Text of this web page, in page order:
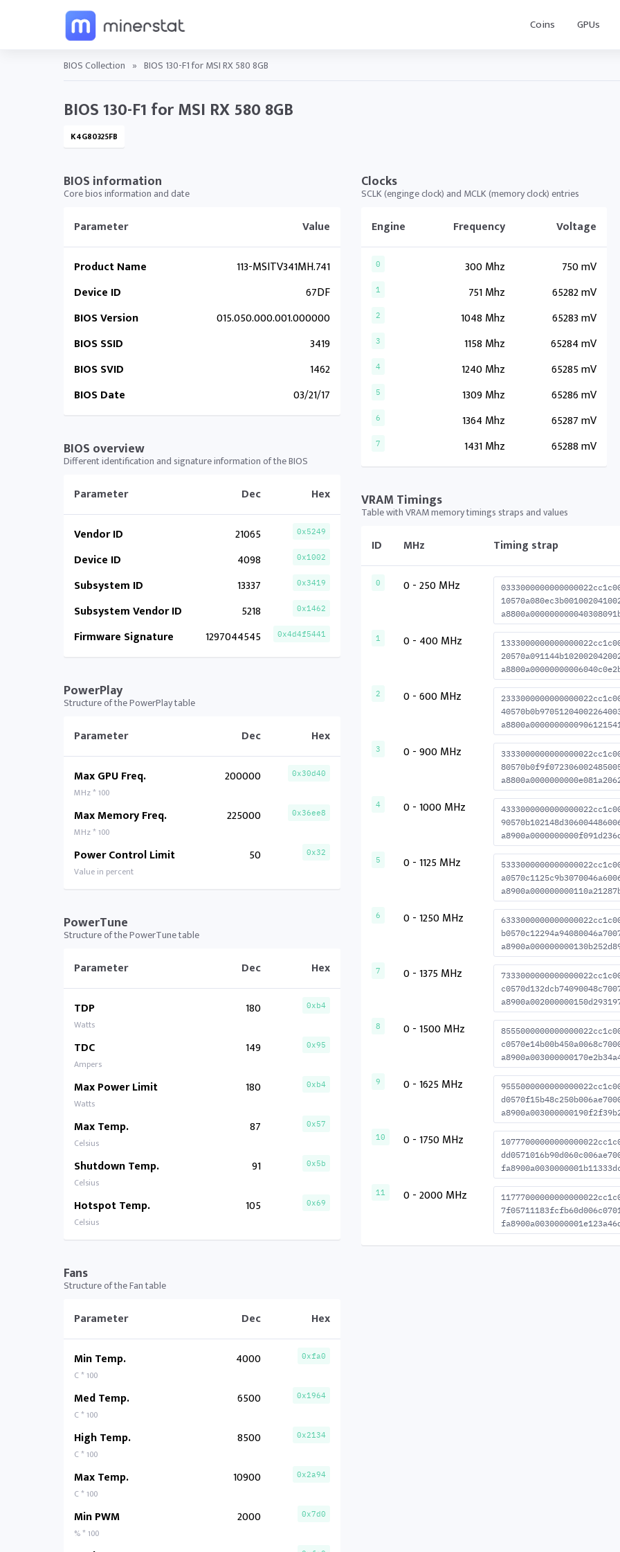
Coins GPUs
BIOS Collection » BIOS 130-F1 for MSI RX 580 8GB
BIOS 130-F1 for MSI RX 580 8GB
K4G80325FB
BIOS information
Core bios information and date
Parameter Value
Product Name
113-MSITV341MH.741
Device ID
67DF
BIOS Version
015.050.000.001.000000
BIOS SSID
3419
BIOS SVID
1462
BIOS Date
03/21/17
BIOS overview
Different identification and signature information of the BIOS
Parameter Dec Hex
Vendor ID 21065 0x5249
Device ID 4098 0x1002
Subsystem ID 13337 0x3419
Subsystem Vendor ID 5218 0x1462
Firmware Signature 1297044545 0x4d4f5441
PowerPlay
Structure of the PowerPlay table
Parameter Dec Hex
Max GPU Freq.
MHz * 100
200000 0x30d40
Max Memory Freq.
MHz * 100
225000 0x36ee8
Power Control Limit
Value in percent
50 0x32
PowerTune
Structure of the PowerTune table
Parameter Dec Hex
TDP
Watts
180 0xb4
TDC
Ampers
149 0x95
Max Power Limit
Watts
180 0xb4
Max Temp.
Celsius
87 0x57
Shutdown Temp.
Celsius
91 0x5b
Hotspot Temp.
Celsius
105 0x69
Fans
Structure of the Fan table
Parameter Dec Hex
Min Temp.
C * 100
4000 0xfa0
Med Temp.
C * 100
6500 0x1964
High Temp.
C * 100
8500 0x2134
Max Temp.
C * 100
10900 0x2a94
Min PWM
% * 100
2000 0x7d0
Clocks
SCLK (enginge clock) and MCLK (memory clock) entries
Engine Frequency Voltage
0 300 Mhz 750 mV
1 751 Mhz 65282 mV
2 1048 Mhz 65283 mV
3 1158 Mhz 65284 mV
4 1240 Mhz 65285 mV
5 1309 Mhz 65286 mV
6 1364 Mhz 65287 mV
7 1431 Mhz 65288 mV
VRAM Timings
Table with VRAM memory timings straps and values
ID MHz Timing strap
0 0 - 250 MHz
1 0 - 400 MHz
2 0 - 600 MHz
3 0 - 900 MHz
4 0 - 1000 MHz
5 0 - 1125 MHz
6 0 - 1250 MHz
7 0 - 1375 MHz
8 0 - 1500 MHz
9 0 - 1625 MHz
10 0 - 1750 MHz
11 0 - 2000 MHz